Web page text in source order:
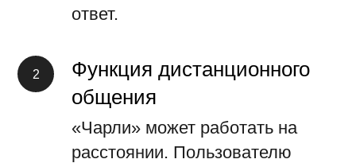
ответ.
Функция дистанционного
общения
«Чарли» может работать на
расстоянии. Пользователю